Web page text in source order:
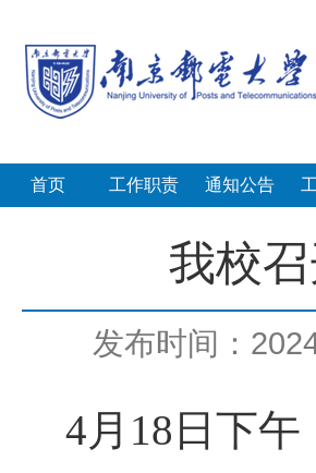
首页 工作职责 通知公告
我校
发布时间：
4月18 日下